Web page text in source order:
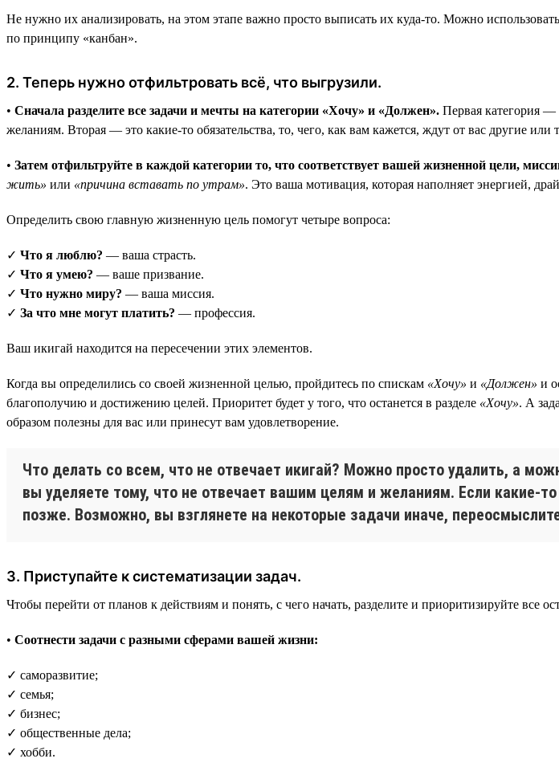
Не нужно их анализировать, на этом этапе важно просто выписать их куда-то. Можно
по принципу «канбан».
2. Теперь нужно отфильтровать всё, что выгрузили.
• Сначала разделите все задачи и мечты на категории «Хочу» и «Должен». Первая категория —
желаниям. Вторая — это какие-то обязательства, то, чего, как вам кажется, ждут от вас другие или
• Затем отфильтруйте в каждой категории то, что соответствует вашей жизненной цели,
жить» или «причина вставать по утрам». Это ваша мотивация, которая наполняет энергией,
Определить свою главную жизненную цель помогут четыре вопроса:
✓ Что я люблю? — ваша страсть.
✓ Что я умею? — ваше призвание.
✓ Что нужно миру? — ваша миссия.
✓ За что мне могут платить? — профессия.
Ваш икигай находится на пересечении этих элементов.
Когда вы определились со своей жизненной целью, пройдитесь по спискам «Хочу» и «Должен» и
благополучию и достижению целей. Приоритет будет у того, что останется в разделе «Хочу». А
образом полезны для вас или принесут вам удовлетворение.
Что делать со всем, что не отвечает икигай? Можно просто удалить, а
вы уделяете тому, что не отвечает вашим целям и желаниям. Если какие-
позже. Возможно, вы взглянете на некоторые задачи иначе,
3. Приступайте к систематизации задач.
Чтобы перейти от планов к действиям и понять, с чего начать, разделите и приоритизируйте все
• Соотнести задачи с разными сферами вашей жизни:
✓ саморазвитие;
✓ семья;
✓ бизнес;
✓ общественные дела;
✓ хобби.